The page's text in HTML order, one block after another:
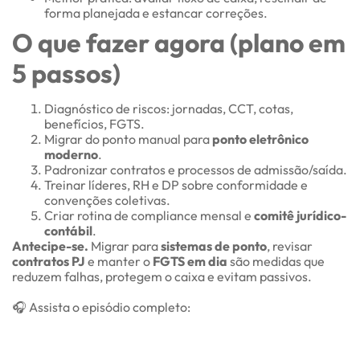
forma planejada e estancar correções.
O que fazer agora (plano em
5 passos)
Diagnóstico de riscos: jornadas, CCT, cotas,
benefícios, FGTS.
Migrar do ponto manual para ponto eletrônico
moderno.
Padronizar contratos e processos de admissão/saída.
Treinar líderes, RH e DP sobre conformidade e
convenções coletivas.
Criar rotina de compliance mensal e comitê jurídico-
contábil.
Antecipe-se. Migrar parasistemas de ponto, revisar
contratos PJ e manter o FGTS em dia são medidas que
reduzem falhas, protegem o caixa e evitam passivos.
🎧 Assista o episódio completo: